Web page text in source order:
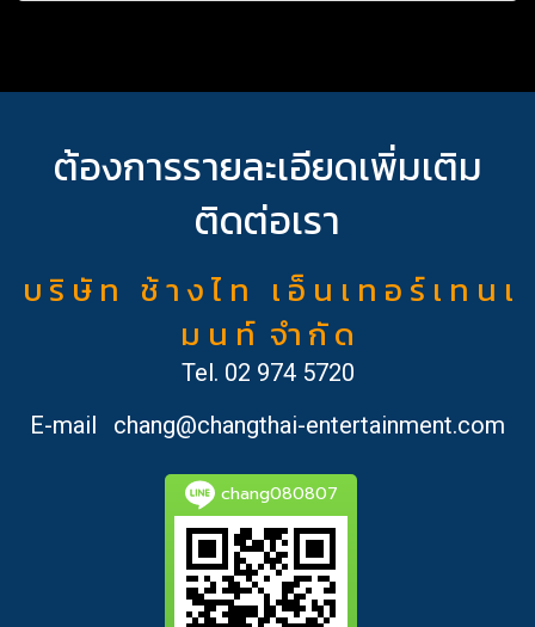
ต้องการรายละเอียดเพิ่มเติม
ติดต่อเรา
บ ริ ษั ท ช้ า ง ไ ท เ อ็ น เ ท อ ร์ เ ท น เ
ม น ท์ จำ กั ด
Tel. 02 974 5720
E-mail
chang@changthai-entertainment.com
chang080807